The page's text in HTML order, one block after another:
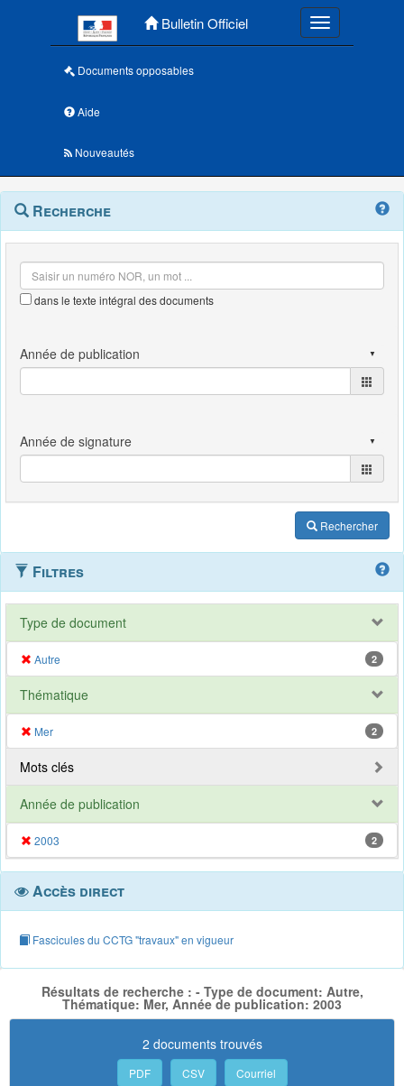
Bulletin Officiel Toggle
Documents opposables
Aide
Nouveautés
Navigation
outils
Menu
contextuel
Recherche
dans le texte intégral des documents
Rechercher
Filtres
Type de document
Autre 2
Thématique
Mer 2
Mots clés
Année de publication
2003 2
Accès direct
Fascicules du CCTG "travaux" en vigueur
Résultats de recherche : - Type de document: Autre,
Thématique: Mer, Année de publication: 2003
2 documents trouvés
PDF CSV Courriel